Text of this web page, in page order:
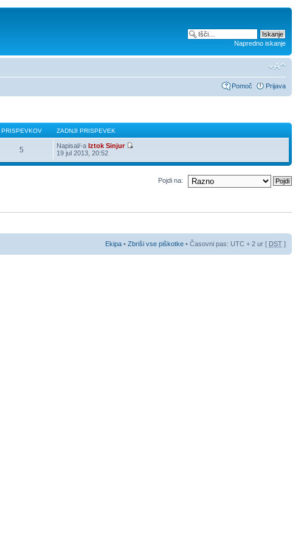
Napredno iskanje
Pomoč Prijava
PRISPEVKOV ZADNJI PRISPEVEK
5 Napisal/-aIztok Sinjur
19 jul 2013, 20:52
Pojdi na:
Ekipa • Zbriši vse piškotke • Časovni pas: UTC + 2 ur [ DST ]